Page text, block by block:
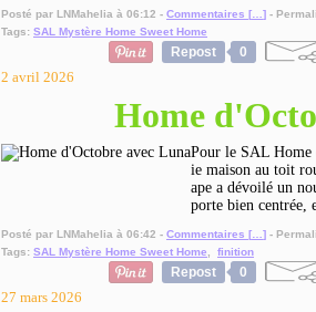
Posté par LNMahelia à 06:12 - Commentaires [ ] -
Tags: SAL Mystère Home Sweet Home
Repost 0
2 avril 2026
Home
Pour le SAL Home
ie maison au toit
ape a dévoilé un
porte bien centrée,
Posté par LNMahelia à 06:42 - Commentaires [ ] -
Tags: SAL Mystère Home Sweet Home finition
Repost 0
27 mars 2026